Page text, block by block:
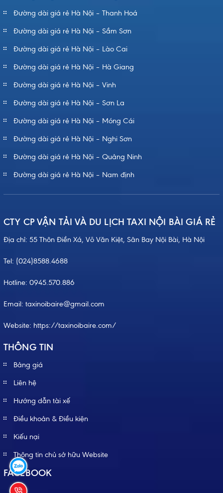
Đường dài giá rẻ Hà Nội – Thanh Hoá
Đường dài giá rẻ Hà Nội – Sầm Sơn
Đường dài giá rẻ Hà Nội – Lào Cai
Đường dài giá rẻ Hà Nội – Hà Giang
Đường dài giá rẻ Hà Nội – Vinh
Đường dài giá rẻ Hà Nội – Sơn La
Đường dài giá rẻ Hà Nội – Móng Cái
Đường dài giá rẻ Hà Nội – Nghi Sơn
Đường dài giá rẻ Hà Nội – Quảng Ninh
Đường dài giá rẻ Hà Nội – Nam định
CTY CP VẬN TẢI VÀ DU LỊCH TAXI NỘI BÀI GIÁ RẺ
Địa chỉ: 55 Thôn Điền Xá, Võ Văn Kiệt, Sân Bay Nội Bài, Hà Nội
Tel: (024)8588.4688
Hotline: 0945.570.886
Email: taxinoibaire@gmail.com
Website: https://taxinoibaire.com/
THÔNG TIN
Bảng giá
Liên hệ
Hướng dẫn tài xế
Điều khoản & Điều kiện
Kiếu nại
Thông tin chủ sở hữu Website
FACEBOOK